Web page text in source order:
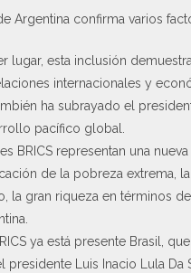
Argentina confirma varios
lugar, esta inclusión
internacionales y
ha subrayado el
pacífico global.
BRICS representan una
de la pobreza extrema,
la gran riqueza en términos
ya está presente Brasil,
presidente Luis Inacio Lula